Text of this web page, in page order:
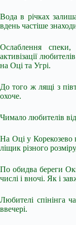
Вода в річках
вдень частіше
Ослаблення
активізації
на Оці та Угрі.
До того ж лящі з
охоче.
Чимало любителів
На Оці у Корекозево
ліщик різного
По обидва береги
числі і вночі. Як і
Любителі спінінга
ввечері.